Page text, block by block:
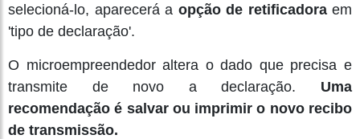
selecioná-lo, aparecerá a opção de retificadora em
'tipo de declaração'.
O microempreendedor altera o dado que precisa e
transmite de novo a declaração. Uma
recomendação é salvar ou imprimir o novo recibo
de transmissão.